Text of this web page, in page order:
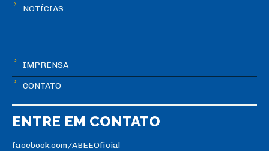
NOTÍCIAS
IMPRENSA
CONTATO
ENTRE EM CONTATO
facebook.com/ABEEOficial